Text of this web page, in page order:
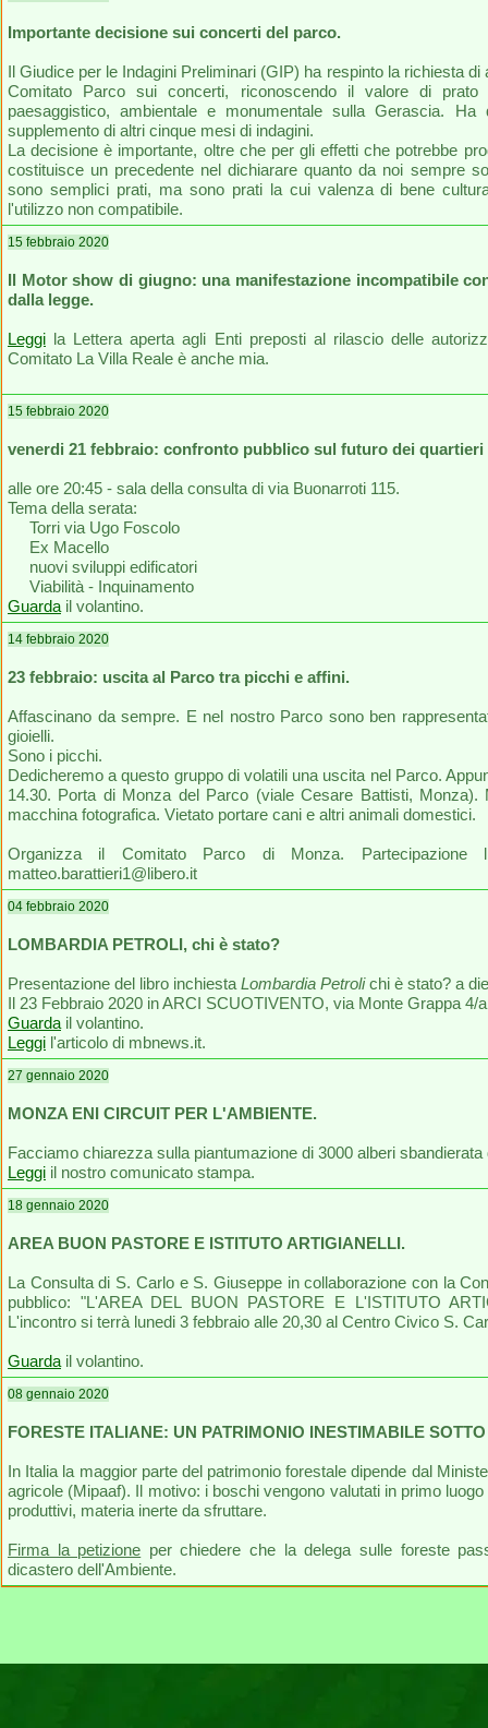
Importante decisione sui concerti del parco.
Il Giudice per le Indagini Preliminari (GIP) ha respinto la richiesta
Comitato Parco sui concerti, riconoscendo il valore di
paesaggistico, ambientale e monumentale sulla Gerascia.
supplemento di altri cinque mesi di indagini.
La decisione è importante, oltre che per gli effetti che potrebbe
costituisce un precedente nel dichiarare quanto da noi sempre
sono semplici prati, ma sono prati la cui valenza di bene
l'utilizzo non compatibile.
15 febbraio 2020
Il Motor show di giugno: una manifestazione incompatibile
dalla legge.
Leggi la Lettera aperta agli Enti preposti al rilascio delle
Comitato La Villa Reale è anche mia.
15 febbraio 2020
venerdi 21 febbraio: confronto pubblico sul futuro dei quartieri
alle ore 20:45 - sala della consulta di via Buonarroti 115.
Tema della serata:
Torri via Ugo Foscolo
Ex Macello
nuovi sviluppi edificatori
Viabilità - Inquinamento
Guarda il volantino.
14 febbraio 2020
23 febbraio: uscita al Parco tra picchi e affini.
Affascinano da sempre. E nel nostro Parco sono ben
gioielli.
Sono i picchi.
Dedicheremo a questo gruppo di volatili una uscita nel Parco.
14.30. Porta di Monza del Parco (viale Cesare Battisti,
macchina fotografica. Vietato portare cani e altri animali domestici.
Organizza il Comitato Parco di Monza. Partecipazione
matteo.barattieri1@libero.it
04 febbraio 2020
LOMBARDIA PETROLI, chi è stato?
Presentazione del libro inchiesta Lombardia Petrolichi è stato? a
Il 23 Febbraio 2020 in ARCI SCUOTIVENTO, via Monte Grappa 4/
Guarda il volantino.
Leggi l'articolo di mbnews.it.
27 gennaio 2020
MONZA ENI CIRCUIT PER L'AMBIENTE.
Facciamo chiarezza sulla piantumazione di 3000 alberi
Leggi il nostro comunicato stampa.
18 gennaio 2020
AREA BUON PASTORE E ISTITUTO ARTIGIANELLI.
La Consulta di S. Carlo e S. Giuseppe in collaborazione con la
pubblico: "L'AREA DEL BUON PASTORE E L'ISTITUTO
L'incontro si terrà lunedi 3 febbraio alle 20,30 al Centro Civico S.
Guarda il volantino.
08 gennaio 2020
FORESTE ITALIANE: UN PATRIMONIO INESTIMABILE
In Italia la maggior parte del patrimonio forestale dipende dal
agricole (Mipaaf). Il motivo: i boschi vengono valutati in primo
produttivi, materia inerte da sfruttare.
Firma la petizione per chiedere che la delega sulle foreste
dicastero dell'Ambiente.